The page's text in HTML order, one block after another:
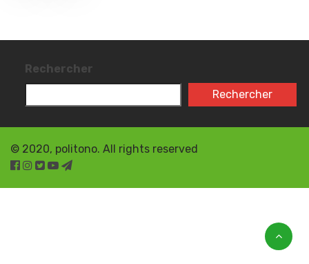
Rechercher
Rechercher
© 2020, politono. All rights reserved